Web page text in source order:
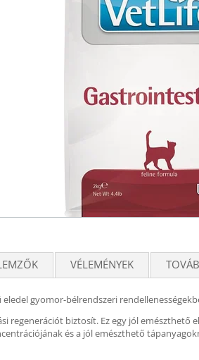
VÉLEMÉNYEK
gyomor-bélrendszeri
regenerációt biztosít. Ez egy jól
és a jól emészthető